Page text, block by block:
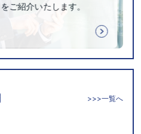
ご紹介いたします。
>>>一覧へ